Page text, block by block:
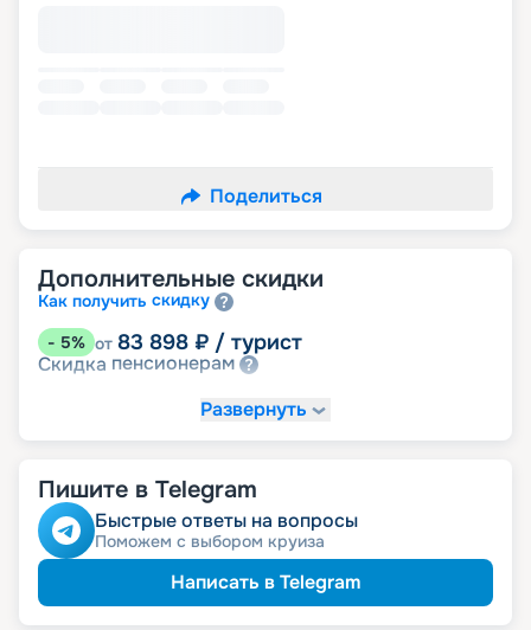
Поделиться
Дополнительные скидки
Как получить скидку
- 5% от 83 898 ₽ / турист
Скидка пенсионерам
Развернуть
Пишите в Telegram
Быстрые ответы на вопросы
Поможем с выбором круиза
Написать в Telegram